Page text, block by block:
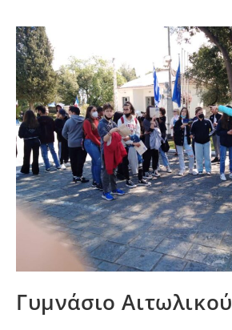
Γυμνάσιο Αιτωλικού